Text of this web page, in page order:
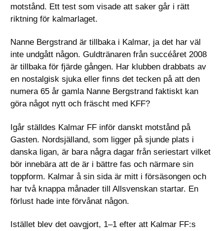
motstånd. Ett test som visade att saker går i rätt
riktning för kalmarlaget.
Nanne Bergstrand är tillbaka i Kalmar, ja det har väl
inte undgått någon. Guldtränaren från succéåret 2008
är tillbaka för fjärde gången. Har klubben drabbats av
en nostalgisk sjuka eller finns det tecken på att den
numera 65 år gamla Nanne Bergstrand faktiskt kan
göra något nytt och fräscht med KFF?
Igår ställdes Kalmar FF inför danskt motstånd på
Gasten. Nordsjälland, som ligger på sjunde plats i
danska ligan, är bara några dagar från seriestart vilket
bör innebära att de är i bättre fas och närmare sin
toppform. Kalmar å sin sida är mitt i försäsongen och
har två knappa månader till Allsvenskan startar. En
förlust hade inte förvånat någon.
Istället blev det oavgjort, 1–1 efter att Kalmar FF:s